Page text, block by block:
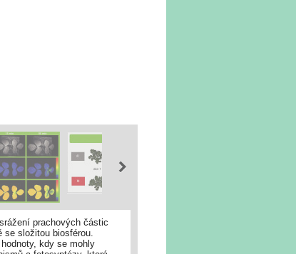
prachových částic
se složitou biosférou.
kdy se mohly